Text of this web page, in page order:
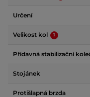
Určení
Velikost kol
Přídavná stabilizační
Stojánek
Protišlapná brzda